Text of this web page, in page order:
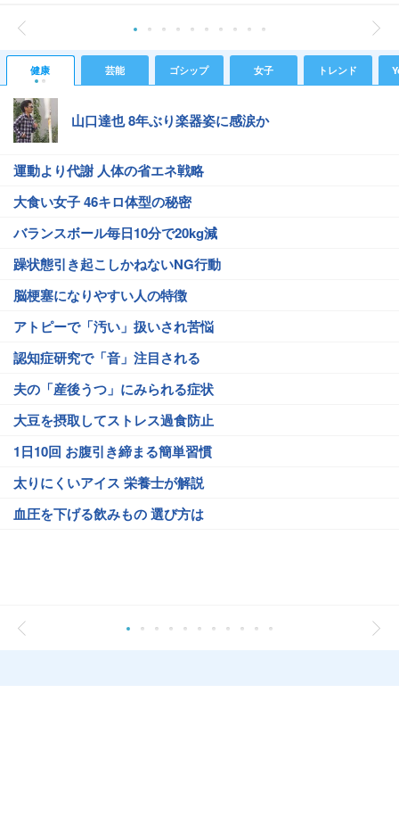
健康 芸能 ゴシップ 女子 トレンド
山口達也 8年ぶり楽器姿に感涙か
運動より代謝 人体の省エネ戦略
大食い女子 46キロ体型の秘密
バランスボール毎日10分で20kg減
躁状態引き起こしかねないNG行動
脳梗塞になりやすい人の特徴
アトピーで「汚い」扱いされ苦悩
認知症研究で「音」注目される
夫の「産後うつ」にみられる症状
大豆を摂取してストレス過食防止
1日10回 お腹引き締まる簡単習慣
太りにくいアイス 栄養士が解説
血圧を下げる飲みもの 選び方は